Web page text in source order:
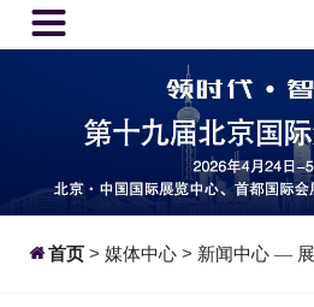

首页 > 媒体中心 > 新闻中心 —